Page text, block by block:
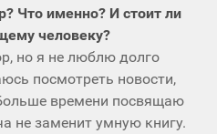
Что именно? И стоит ли
человеку?
но я не люблю долго
посмотреть новости,
времени посвящаю
не заменит умную книгу.